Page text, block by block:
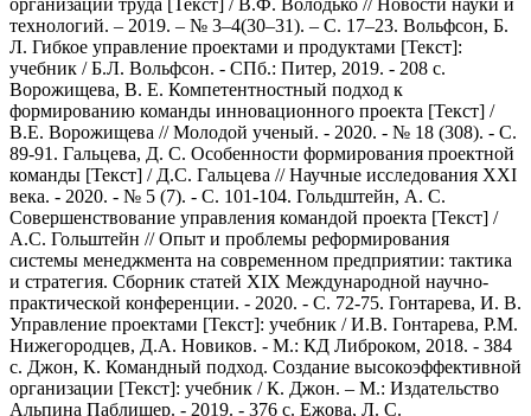
организации труда [Текст] / В.Ф. Володько // Новости науки и
технологий. – 2019. – № 3–4(30–31). – С. 17–23. Вольфсон, Б.
Л. Гибкое управление проектами и продуктами [Текст]:
учебник / Б.Л. Вольфсон. - СПб.: Питер, 2019. - 208 c.
Ворожищева, В. Е. Компетентностный подход к
формированию команды инновационного проекта [Текст] /
В.Е. Ворожищева // Молодой ученый. - 2020. - № 18 (308). - С.
89-91. Гальцева, Д. С. Особенности формирования проектной
команды [Текст] / Д.С. Гальцева // Научные исследования XXI
века. - 2020. - № 5 (7). - С. 101-104. Гольдштейн, А. С.
Совершенствование управления командой проекта [Текст] /
А.С. Гольштейн // Опыт и проблемы реформирования
системы менеджмента на современном предприятии: тактика
и стратегия. Сборник статей XIX Международной научно-
практической конференции. - 2020. - С. 72-75. Гонтарева, И. В.
Управление проектами [Текст]: учебник / И.В. Гонтарева, Р.М.
Нижегородцев, Д.А. Новиков. - М.: КД Либроком, 2018. - 384
c. Джон, К. Командный подход. Создание высокоэффективной
организации [Текст]: учебник / К. Джон. – М.: Издательство
Альпина Паблишер. - 2019. - 376 с. Ежова, Л. С.